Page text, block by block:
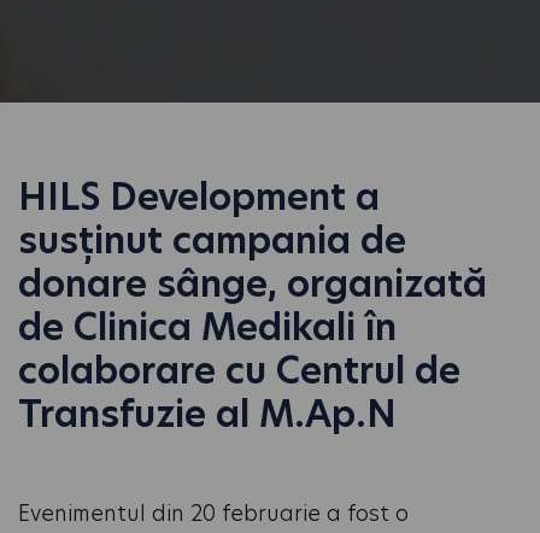
HILS Development a
susținut campania de
donare sânge, organizată
de Clinica Medikali în
colaborare cu Centrul de
Transfuzie al M.Ap.N
Evenimentul din 20 februarie a fost o